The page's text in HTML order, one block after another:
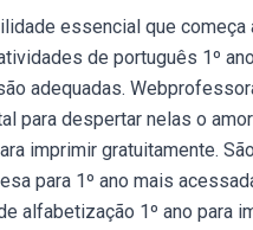
essencial que
de português 1º
adequadas.
para despertar nelas o
imprimir gratuitamente.
para 1º ano mais
alfabetização 1º ano para